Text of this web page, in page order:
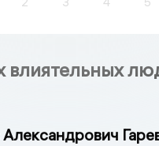
влиятельных